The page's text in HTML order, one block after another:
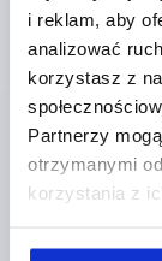
i reklam, aby
analizować
korzystasz z
Partnerzy
otrzymanymi
korzystania z
UCHWYT
FORMA:E Z
CZARNY,
GŁĘBOKOŚĆ